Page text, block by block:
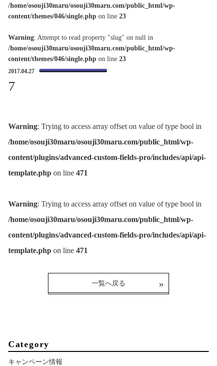
/home/osouji30maru/osouji30maru.com/public_html/wp-
content/themes/046/single.phpon line 23
Warning: Attempt to read property "slug" on null in
/home/osouji30maru/osouji30maru.com/public_html/wp-
content/themes/046/single.phpon line 23
2017.04.27
7
Warning: Trying to access array offset on value of type bool in
/home/osouji30maru/osouji30maru.com/public_html/wp-
content/plugins/advanced-custom-fields-pro/includes/api/api-
template.phpon line 471
Warning: Trying to access array offset on value of type bool in
/home/osouji30maru/osouji30maru.com/public_html/wp-
content/plugins/advanced-custom-fields-pro/includes/api/api-
template.phpon line 471
一覧へ戻る
Category
キャンペーン情報